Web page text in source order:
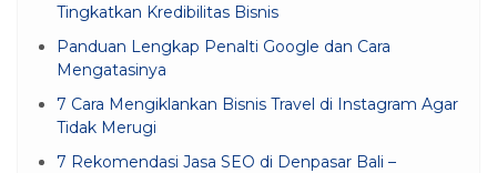
Tingkatkan Kredibilitas Bisnis
Panduan Lengkap Penalti Google dan Cara
Mengatasinya
7 Cara Mengiklankan Bisnis Travel di Instagram Agar
Tidak Merugi
7 Rekomendasi Jasa SEO di Denpasar Bali –